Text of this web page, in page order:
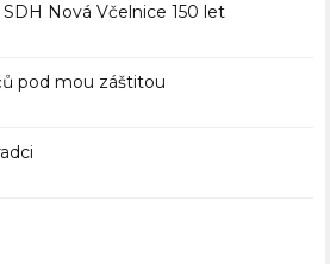
Nová Včelnice 150 let
pod mou záštitou